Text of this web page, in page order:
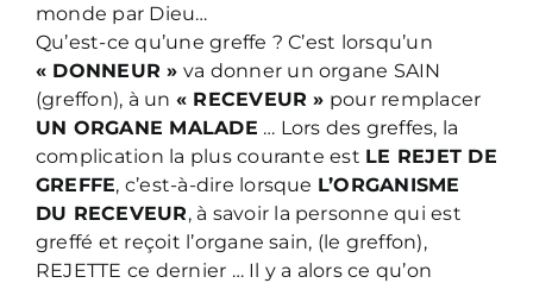
monde par Dieu…
Qu’est-ce qu’une greffe ? C’est lorsqu’un
« DONNEUR » va donner un organe SAIN
(greffon), à un « RECEVEUR » pour remplacer
UN ORGANE MALADE … Lors des greffes, la
complication la plus courante est LE REJET DE
GREFFE, c’est-à-dire lorsque L’ORGANISME
DU RECEVEUR, à savoir la personne qui est
greffé et reçoit l’organe sain, (le greffon),
REJETTE ce dernier … Il y a alors ce qu’on